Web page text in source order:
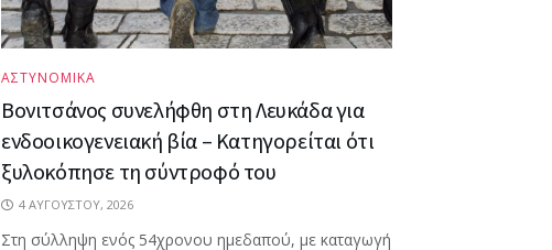
ΑΣΤΥΝΟΜΙΚΑ
Βονιτσάνος συνελήφθη στη Λευκάδα για
ενδοοικογενειακή βία – Κατηγορείται ότι
ξυλοκόπησε τη σύντροφό του
4 ΑΥΓΟΎΣΤΟΥ, 2026
Στη σύλληψη ενός 54χρονου ημεδαπού, με καταγωγή